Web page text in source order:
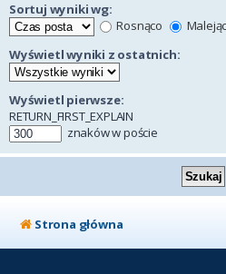
Sortuj wyniki wg:
Rosnąco
Wyświetl wyniki z ostatnich:
Wyświetl pierwsze:
RETURN_FIRST_EXPLAIN
znaków w poście
Strona główna